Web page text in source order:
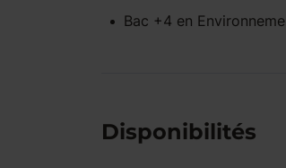
Bac +4 en
Disponibilités